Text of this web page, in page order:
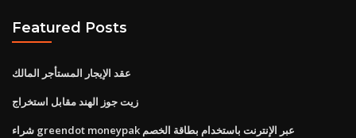
Featured Posts
عقد الإيجار المستأجر المالك
زيت جوز الهند مقابل استخراج
شراء greendot moneypak عبر الإنترنت باستخدام بطاقة الخصم